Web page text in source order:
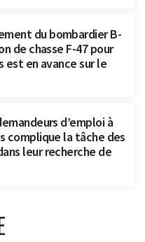
du bombardier B-
de chasse F-47 pour
est en avance sur le
d’emploi à
complique la tâche des
leur recherche de